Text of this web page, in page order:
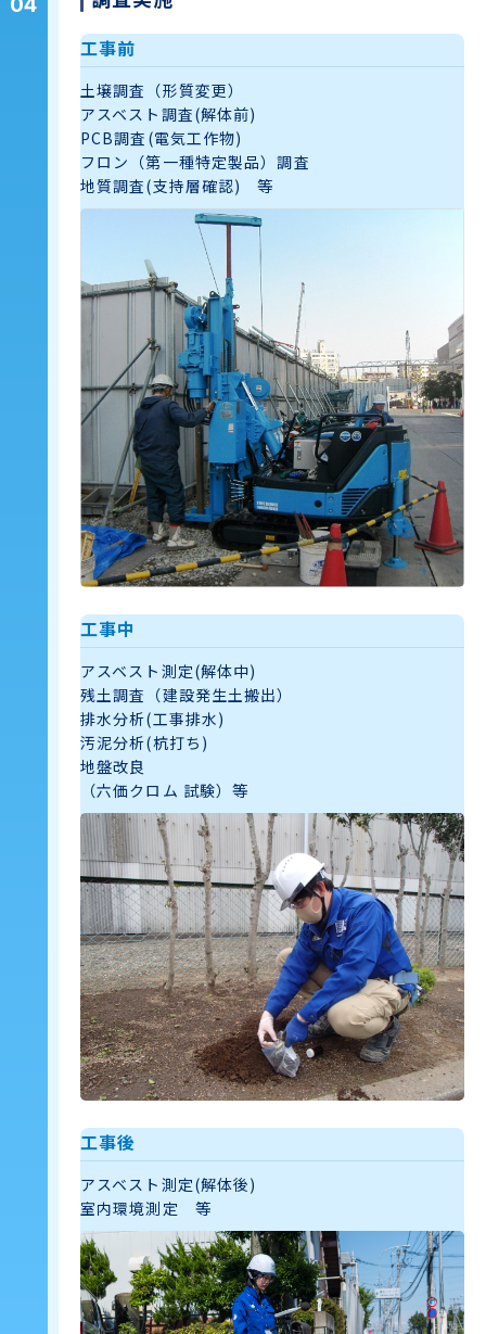
工事前
土壌調査（形質変更）
アスベスト調査(解体前)
PCB調査(電気工作物)
フロン（第一種特定製品）調査
地質調査(支持層確認) 等
工事中
アスベスト測定(解体中)
残土調査（建設発生土搬出）
排水分析(工事排水)
汚泥分析(杭打ち)
地盤改良
（六価クロム 試験）等
工事後
アスベスト測定(解体後)
室内環境測定 等